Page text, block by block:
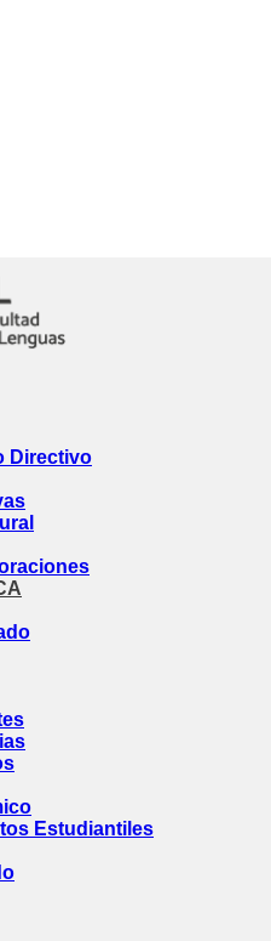
Directivo
Estudiantiles